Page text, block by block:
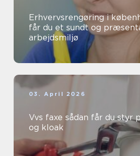
Erhvervsrengøring i
får du et sundt og
arbejdsmiljø
03. April 2026
Vvs faxe sådan får du styr på vand, varme
og kloak